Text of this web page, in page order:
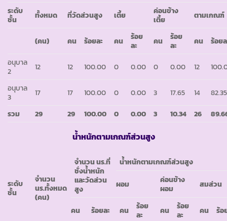
ระดับ
ชั้น
ทั้งหมด ที่วัดส่วนสูง เตี้ย
ค่อนข้าง
เตี้ย
ตามเกณฑ์
(คน) คน ร้อยละ คน
ร้อย
ละ
คน
ร้อย
ละ
คน
ร้อย
อนุบาล
2
12 12 100.00 0 0.00 0 0.00 12
อนุบาล
3
17 17 100.00 0 0.00 3 17.65 14
82.35
รวม
29 29 100.00 0 0.00 3 10.34 26
น้ำหนักตามเกณฑ์ส่วนสูง
ระดับ
ชั้น
จำนวน
นร.ทั้งหมด
(คน)
จำนวน นร.ที่
ชั่งน้ำหนัก
และวัดส่วน
สูง
น้ำหนักตามเกณฑ์ส่วนสูง
ผอม
ค่อนข้าง
ผอม
สมส่วน
คน ร้อยละ คน
ร้อย
ละ
คน
ร้อย
ละ
คน
ร้อ